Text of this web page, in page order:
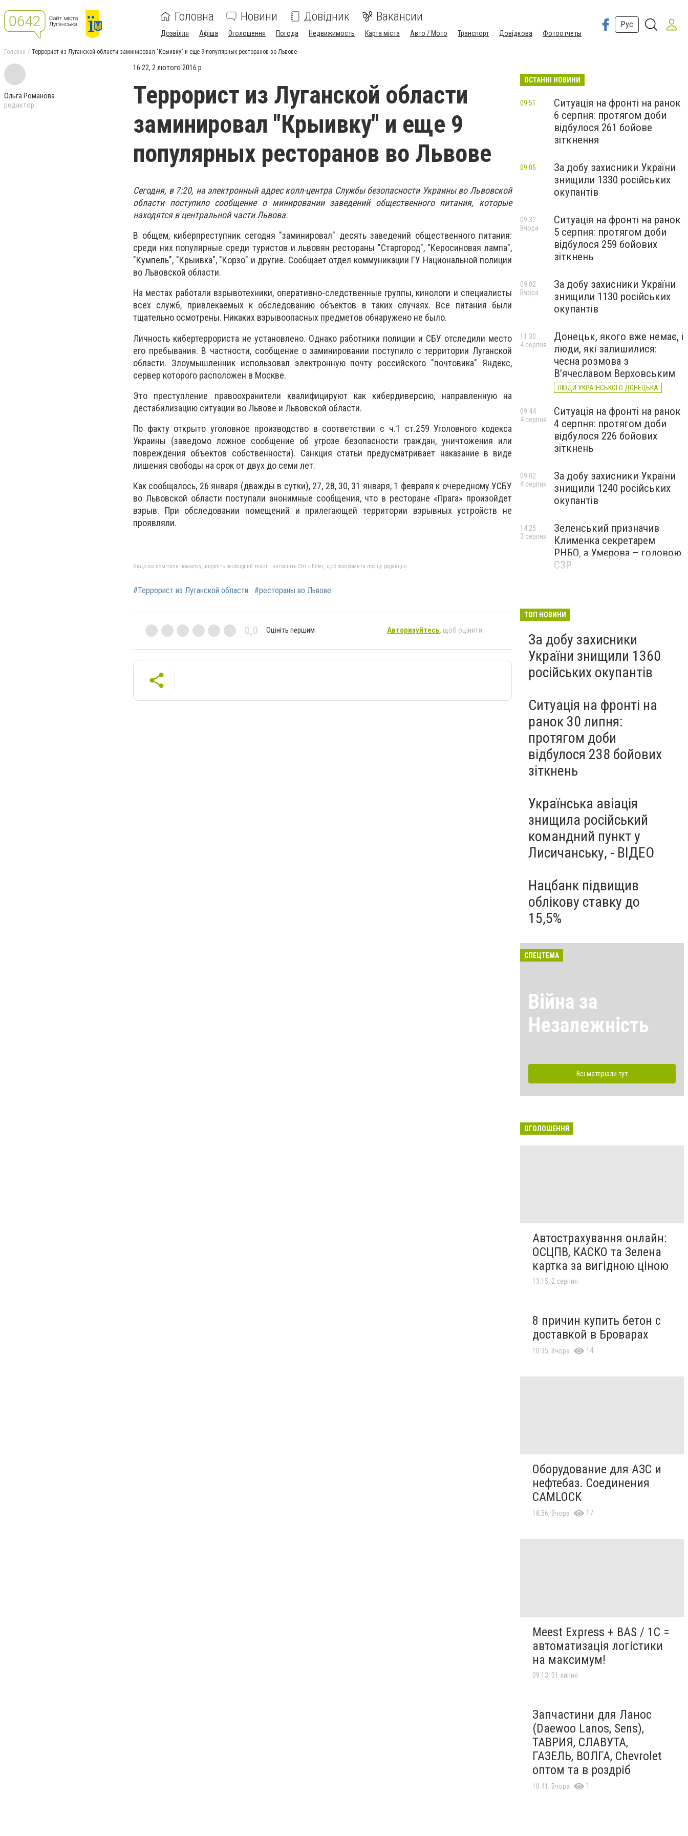
Головна Новини Довідник Вакансии
Дозвілля Афіша Оголошення Погода Недвижимость Карта міста Авто / Мото Транспорт Довідкова Фотоотчеты
Рус
Головна Террорист из Луганской области заминировал "Крыивку" и еще 9 популярных ресторанов во Львове
Ольга Романова
редактор
16:22, 2 лютого 2016 р.
Террорист из Луганской области
заминировал "Крыивку" и еще 9
популярных ресторанов во Львове
Сегодня, в 7:20, на электронный адрес колл-центра Службы безопасности Украины во Львовской
области поступило сообщение о минировании заведений общественного питания, которые
находятся в центральной части Львова.
В общем, киберпреступник сегодня "заминировал" десять заведений общественного питания:
среди них популярные среди туристов и львовян рестораны "Старгород", "Керосиновая лампа",
"Кумпель", "Крыивка", "Корзо" и другие. Сообщает отдел коммуникации ГУ Национальной полиции
во Львовской области.
На местах работали взрывотехники, оперативно-следственные группы, кинологи и специалисты
всех служб, привлекаемых к обследованию объектов в таких случаях. Все питания были
тщательно осмотрены. Никаких взрывоопасных предметов обнаружено не было.
Личность кибертеррориста не установлено. Однако работники полиции и СБУ отследили место
его пребывания. В частности, сообщение о заминировании поступило с территории Луганской
области. Злоумышленник использовал электронную почту российского "почтовика" Яндекс,
сервер которого расположен в Москве.
Это преступление правоохранители квалифицируют как кибердиверсию, направленную на
дестабилизацию ситуации во Львове и Львовской области.
По факту открыто уголовное производство в соответствии с ч.1 ст.259 Уголовного кодекса
Украины (заведомо ложное сообщение об угрозе безопасности граждан, уничтожения или
повреждения объектов собственности). Санкция статьи предусматривает наказание в виде
лишения свободы на срок от двух до семи лет.
Как сообщалось, 26 января (дважды в сутки), 27, 28, 30, 31 января, 1 февраля к очередному УСБУ
во Львовской области поступали анонимные сообщения, что в ресторане «Прага» произойдет
взрыв. При обследовании помещений и прилегающей территории взрывных устройств не
проявляли.
Якщо ви помітили помилку, виділіть необхідний текст і натисніть Ctrl + Enter, щоб повідомити про це редакцію
#Террорист из Луганской области #рестораны во Львове
0,0 Оцініть першим Авторизуйтесь, щоб оцінити
ОСТАННІ НОВИНИ
Ситуація на фронті на ранок
6 серпня: протягом доби
відбулося 261 бойове
зіткнення
09:51
За добу захисники України
знищили 1330 російських
окупантів
09:05
Ситуація на фронті на ранок
5 серпня: протягом доби
відбулося 259 бойових
зіткнень
09:32
Вчора
За добу захисники України
знищили 1130 російських
окупантів
09:02
Вчора
Донецьк, якого вже немає, і
люди, які залишилися:
чесна розмова з
В’ячеславом Верховським
ЛЮДИ УКРАЇНСЬКОГО ДОНЕЦЬКА
11:30
4 серпня
Ситуація на фронті на ранок
4 серпня: протягом доби
відбулося 226 бойових
зіткнень
09:44
4 серпня
За добу захисники України
знищили 1240 російських
окупантів
09:02
4 серпня
Зеленський призначив
Клименка секретарем
РНБО, а Умєрова – головою
СЗР
14:25
3 серпня
ТОП НОВИНИ
За добу захисники
України знищили 1360
російських окупантів
Ситуація на фронті на
ранок 30 липня:
протягом доби
відбулося 238 бойових
зіткнень
Українська авіація
знищила російський
командний пункт у
Лисичанську, - ВІДЕО
Нацбанк підвищив
облікову ставку до
15,5%
СПЕЦТЕМА
Війна за
Незалежність
Всі матеріали тут
ОГОЛОШЕННЯ
Автострахування онлайн:
ОСЦПВ, КАСКО та Зелена
картка за вигідною ціною
13:15, 2 серпня
8 причин купить бетон с
доставкой в Броварах
10:35, Вчора 14
Оборудование для АЗС и
нефтебаз. Соединения
CAMLOCK
18:56, Вчора 17
Meest Express + BAS / 1C =
автоматизація логістики
на максимум!
09:13, 31 липня
Запчастини для Ланос
(Daewoo Lanos, Sens),
ТАВРИЯ, СЛАВУТА,
ГАЗЕЛЬ, ВОЛГА, Chevrolet
оптом та в роздріб
10:41, Вчора 1